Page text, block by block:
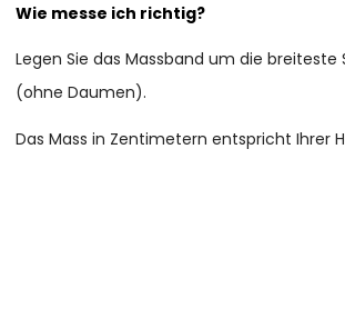
Wie messe ich richtig?
Legen Sie das Massband um die breiteste
(ohne Daumen).
Das Mass in Zentimetern entspricht Ihrer